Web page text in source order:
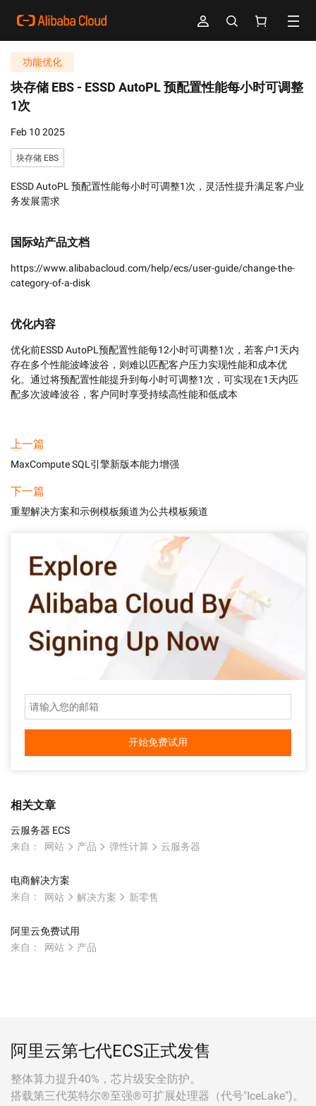
功能优化
块存储 EBS - ESSD AutoPL 预配置性能每小时可调整
1次
Feb 10 2025
块存储 EBS
ESSD AutoPL 预配置性能每小时可调整1次，灵活性提升满足客户业
务发展需求
国际站产品文档
https://www.alibabacloud.com/help/ecs/user-guide/change-the-
category-of-a-disk
优化内容
优化前ESSD AutoPL预配置性能每12小时可调整1次，若客户1天内
存在多个性能波峰波谷，则难以匹配客户压力实现性能和成本优
化。通过将预配置性能提升到每小时可调整1次，可实现在1天内匹
配多次波峰波谷，客户同时享受持续高性能和低成本
上一篇
MaxCompute SQL引擎新版本能力增强
下一篇
重塑解决方案和示例模板频道为公共模板频道
开始免费试用
相关文章
云服务器 ECS
来自：
网站 产品 弹性计算 云服务器
电商解决方案
来自：
网站 解决方案 新零售
阿里云免费试用
来自：
网站 产品
阿里云第七代ECS正式发售
整体算力提升40%，芯片级安全防护。
搭载第三代英特尔®至强®可扩展处理器（代号"IceLake")。